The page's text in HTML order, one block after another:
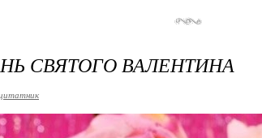
СВЯТОГО ВАЛЕНТИНА